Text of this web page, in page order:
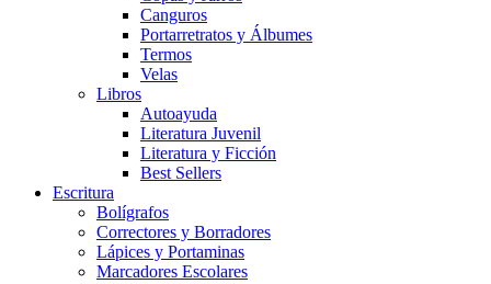
Canguros
Portarretratos y Álbumes
Termos
Velas
Libros
Autoayuda
Literatura Juvenil
Literatura y Ficción
Best Sellers
Escritura
Bolígrafos
Correctores y Borradores
Lápices y Portaminas
Marcadores Escolares